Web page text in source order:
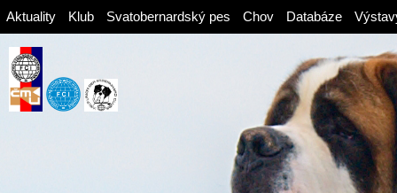
Aktuality Klub Svatobernardský pes Chov Databáze